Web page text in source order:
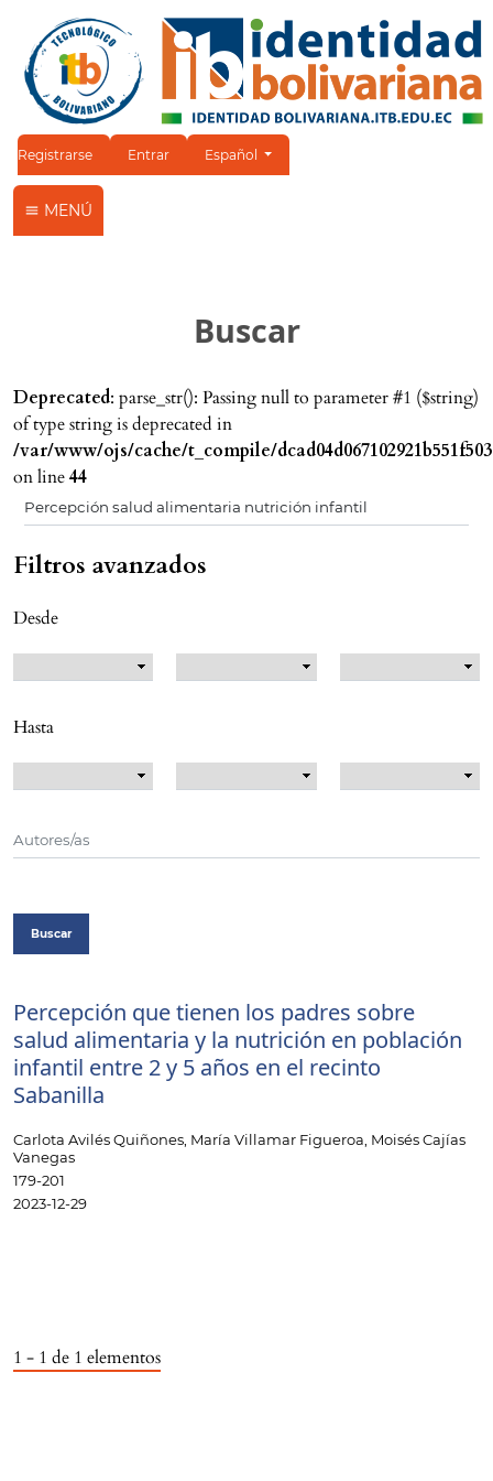
Registrarse Entrar Cambiar el idioma. El idioma actual es:
Español
MENÚ
Buscar
Deprecated: parse_str(): Passing null to parameter #1 ($string)
of type string is deprecated in
/var/www/ojs/cache/t_compile/
on line44
Filtros avanzados
Desde
Hasta
Buscar
Percepción que tienen los padres sobre
salud alimentaria y la nutrición en población
infantil entre 2 y 5 años en el recinto
Sabanilla
Carlota Avilés Quiñones, María Villamar Figueroa, Moisés Cajías
Vanegas
179-201
2023-12-29
1 - 1 de 1 elementos